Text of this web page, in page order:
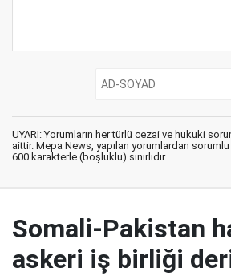
UYARI: Yorumların her türlü cezai ve hukuki
aittir. Mepa News, yapılan yorumlardan
600 karakterle (boşluklu) sınırlıdır.
Somali-Pakistan
askeri iş birliği